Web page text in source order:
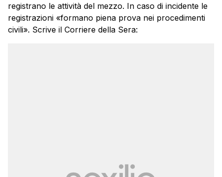
registrano le attività del mezzo. In caso di incidente le
registrazioni «formano piena prova nei procedimenti
civili». Scrive il Corriere della Sera: